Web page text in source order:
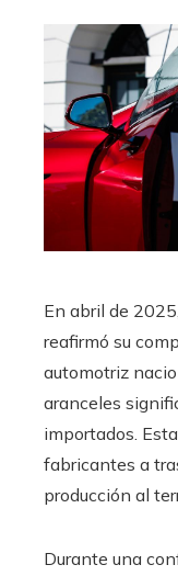
​En abril de
reafirmó su
automotriz
aranceles
importados.
fabricantes a
producción al
Durante una